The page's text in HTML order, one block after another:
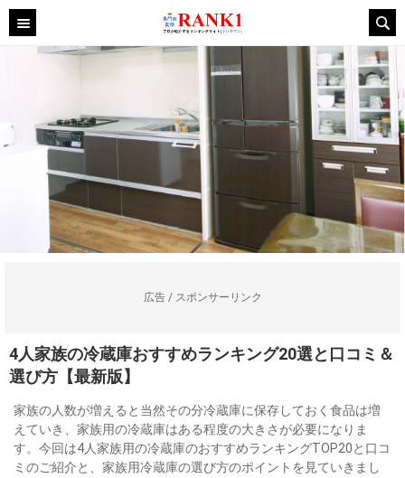
広告 / スポンサーリンク
4人家族の冷蔵庫おすすめランキング20選と口コミ＆
選び方【最新版】
家族の人数が増えると当然その分冷蔵庫に保存しておく食品は増
えていき、家族用の冷蔵庫はある程度の大きさが必要になりま
す。今回は4人家族用の冷蔵庫のおすすめランキングTOP20と口コ
ミのご紹介と、家族用冷蔵庫の選び方のポイントを見ていきまし